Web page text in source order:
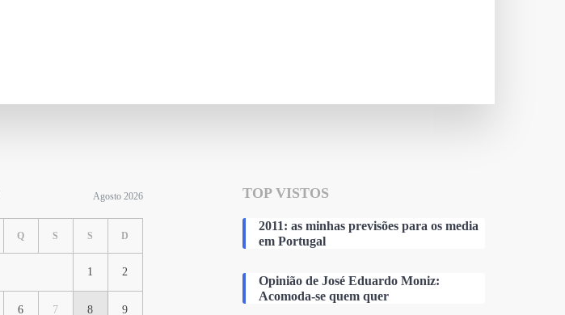
Agosto 2026
Q S S D
1 2
6 7 8 9
TOP VISTOS
2011: as minhas previsões para os media
em Portugal
Opinião de José Eduardo Moniz:
Acomoda-se quem quer